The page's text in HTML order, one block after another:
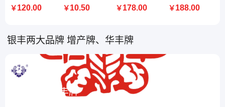
￥120.00 ￥10.50 ￥178.00 ￥188.00
银丰两大品牌 增产牌、华丰牌
增产牌、华丰牌